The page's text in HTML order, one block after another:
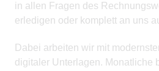
in allen Fragen des
erledigen oder komplett an uns
Dabei arbeiten wir mit
digitaler Unterlagen. Monatliche